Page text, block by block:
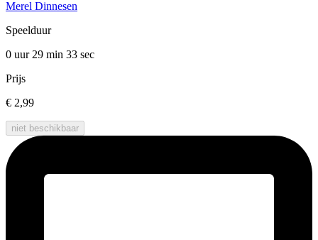
Merel Dinnesen
Speelduur
0 uur 29 min 33 sec
Prijs
€ 2,99
niet beschikbaar